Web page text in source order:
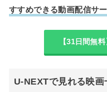
すすめできる動画配信サ
【31日間無
U-NEXTで見れる映画